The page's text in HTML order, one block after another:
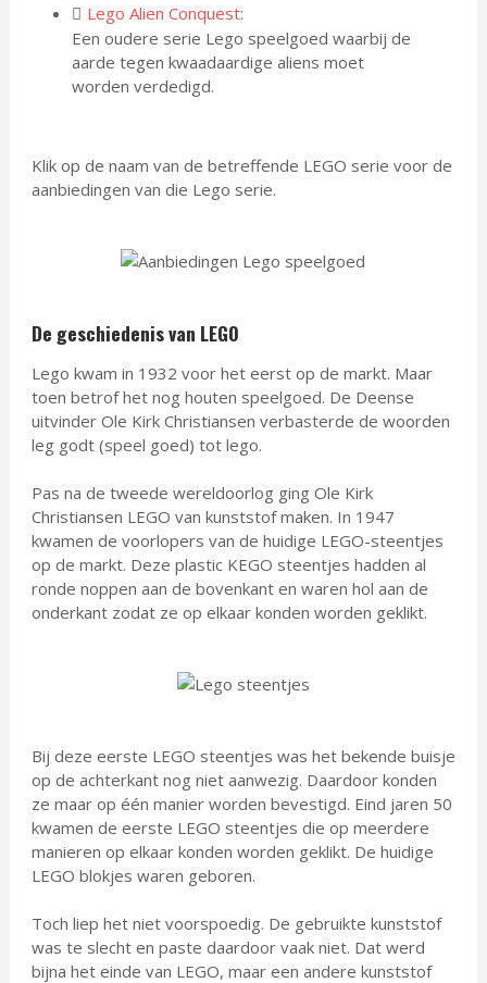
Lego Alien Conquest:
Een oudere serie Lego speelgoed waarbij de
aarde tegen kwaadaardige aliens moet
worden verdedigd.
Klik op de naam van de betreffende LEGO serie voor de
aanbiedingen van die Lego serie.
De geschiedenis van LEGO
Lego kwam in 1932 voor het eerst op de markt. Maar
toen betrof het nog houten speelgoed. De Deense
uitvinder Ole Kirk Christiansen verbasterde de woorden
leg godt (speel goed) tot lego.
Pas na de tweede wereldoorlog ging Ole Kirk
Christiansen LEGO van kunststof maken. In 1947
kwamen de voorlopers van de huidige LEGO-steentjes
op de markt. Deze plastic KEGO steentjes hadden al
ronde noppen aan de bovenkant en waren hol aan de
onderkant zodat ze op elkaar konden worden geklikt.
Bij deze eerste LEGO steentjes was het bekende buisje
op de achterkant nog niet aanwezig. Daardoor konden
ze maar op één manier worden bevestigd. Eind jaren 50
kwamen de eerste LEGO steentjes die op meerdere
manieren op elkaar konden worden geklikt. De huidige
LEGO blokjes waren geboren.
Toch liep het niet voorspoedig. De gebruikte kunststof
was te slecht en paste daardoor vaak niet. Dat werd
bijna het einde van LEGO, maar een andere kunststof